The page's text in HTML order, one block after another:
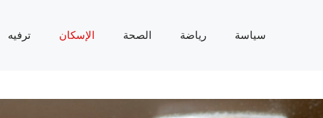
سياسة رياضة الصحة الإسكان ترفيه